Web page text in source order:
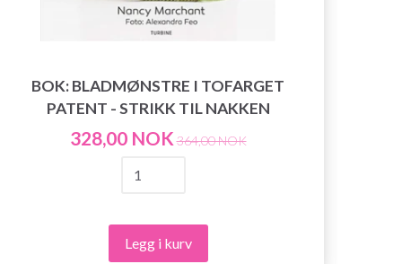
BOK: BLADMØNSTRE I TOFARGET
PATENT - STRIKK TIL NAKKEN
328,00 NOK 364,00 NOK
Legg i kurv